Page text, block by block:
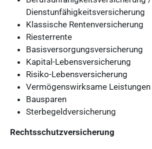
Dienstunfähigkeitsversicherung
Klassische Rentenversicherung
Riesterrente
Basisversorgungsversicherung
Kapital-Lebensversicherung
Risiko-Lebensversicherung
Vermögenswirksame Leistungen
Bausparen
Sterbegeldversicherung
Rechtsschutzversicherung